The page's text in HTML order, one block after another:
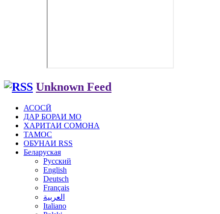
Unknown Feed
АСОСӢ
ДАР БОРАИ МО
ХАРИТАИ СОМОНА
ТАМОС
ОБУНАИ RSS
Беларуская
Русский
English
Deutsch
Français
العربية
Italiano